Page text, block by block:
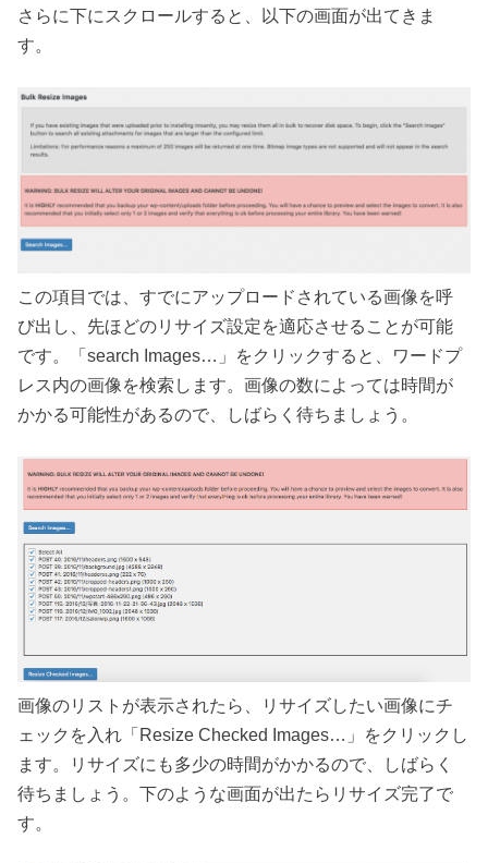
さらに下にスクロールすると、以下の画面が出てきま
す。
この項目では、すでにアップロードされている画像を呼
び出し、先ほどのリサイズ設定を適応させることが可能
です。「search Images…」をクリックすると、ワードプ
レス内の画像を検索します。画像の数によっては時間が
かかる可能性があるので、しばらく待ちましょう。
画像のリストが表示されたら、リサイズしたい画像にチ
ェックを入れ「Resize Checked Images…」をクリックし
ます。リサイズにも多少の時間がかかるので、しばらく
待ちましょう。下のような画面が出たらリサイズ完了で
す。